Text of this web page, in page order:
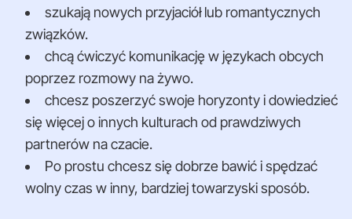
szukają nowych przyjaciół lub romantycznych
związków.
chcą ćwiczyć komunikację w językach obcych
poprzez rozmowy na żywo.
chcesz poszerzyć swoje horyzonty i dowiedzieć
się więcej o innych kulturach od prawdziwych
partnerów na czacie.
Po prostu chcesz się dobrze bawić i spędzać
wolny czas w inny, bardziej towarzyski sposób.